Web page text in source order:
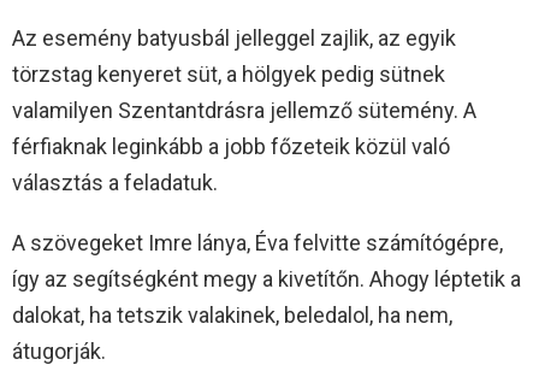
Az esemény batyusbál jelleggel zajlik, az egyik
törzstag kenyeret süt, a hölgyek pedig sütnek
valamilyen Szentantdrásra jellemző sütemény. A
férfiaknak leginkább a jobb főzeteik közül való
választás a feladatuk.
A szövegeket Imre lánya, Éva felvitte számítógépre,
így az segítségként megy a kivetítőn. Ahogy léptetik a
dalokat, ha tetszik valakinek, beledalol, ha nem,
átugorják.